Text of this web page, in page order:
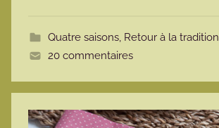
t
e
Quatre saisons, Retour à la tradition
20 commentaires